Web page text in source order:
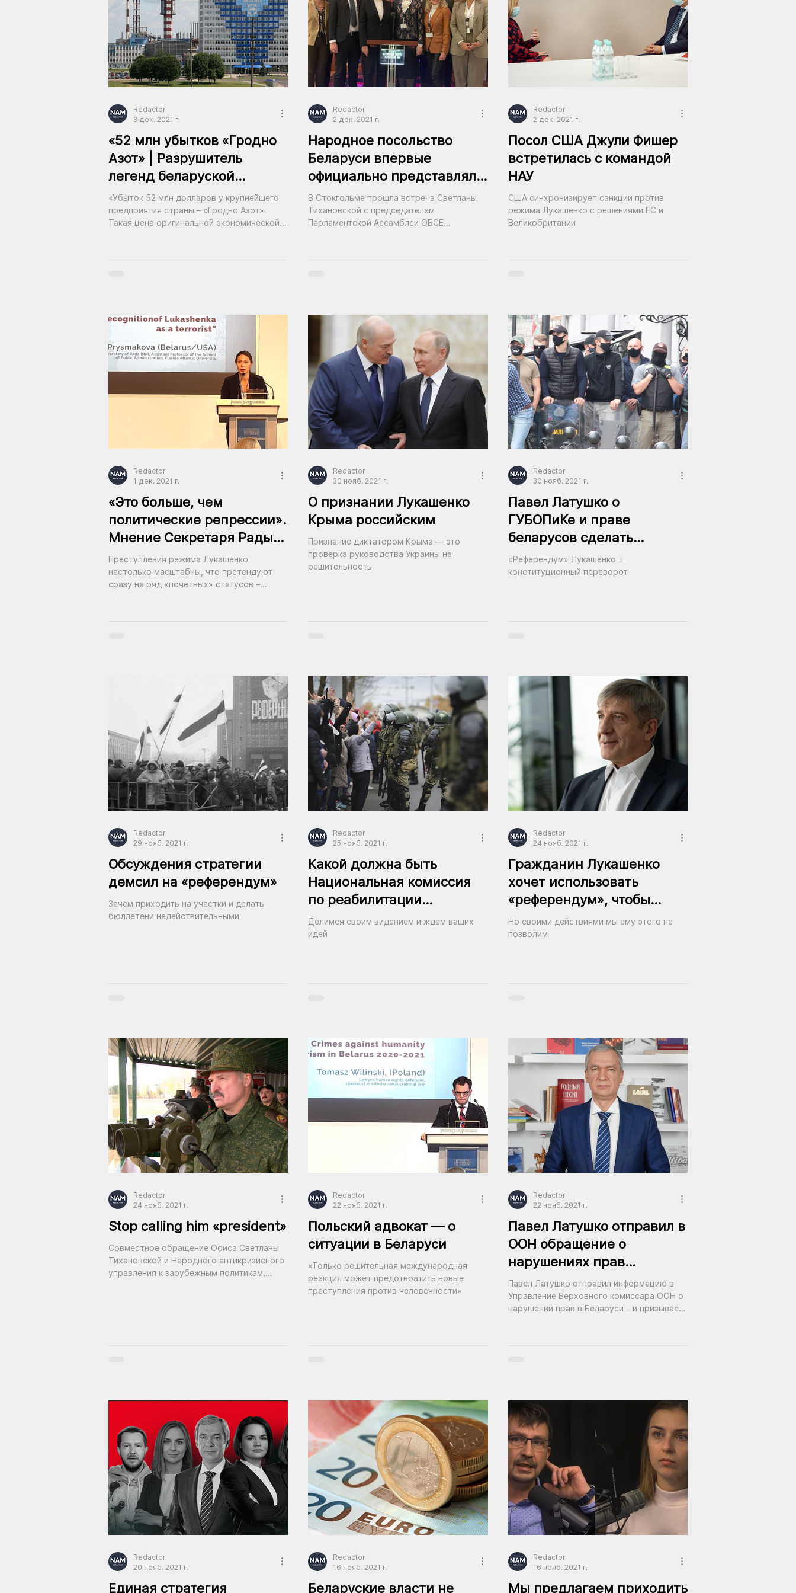
«52 млн убытков «Гродно
Азот» | Разрушитель
легенд беларуской
промышленности
«Убыток 52 млн долларов у крупнейшего
предприятия страны – «Гродно Азот».
Такая цена оригинальной экономической
Redactor
3 дек. 2021 г.
Народное посольство
Беларуси впервые
официально представляло
НАУ на международной
встрече
В Стокгольме прошла встреча Светланы
Тихановской с председателем
Парламентской Ассамблеи ОБСЕ
Redactor
2 дек. 2021 г.
Посол США Джули Фишер
встретилась с командой
НАУ
США синхронизирует санкции против
режима Лукашенко с решениями ЕС и
Великобритании
Redactor
2 дек. 2021 г.
«Это больше, чем
политические репрессии».
Мнение Секретаря Рады
БНР о действиях
диктатуры
Преступления режима Лукашенко
настолько масштабны, что претендуют
сразу на ряд «почетных» статусов –
Redactor
1 дек. 2021 г.
О признании Лукашенко
Крыма российским
Признание диктатором Крыма — это
проверка руководства Украины на
решительность
Redactor
30 нояб. 2021 г.
Павел Латушко о
ГУБОПиКе и праве
беларусов сделать
бюллетень
недействительным
«Референдум» Лукашенко =
конституционный переворот
Redactor
30 нояб. 2021 г.
Обсуждения стратегии
демсил на «референдум»
Зачем приходить на участки и делать
бюллетени недействительными
Redactor
29 нояб. 2021 г.
Какой должна быть
Национальная комиссия
по реабилитации
репрессированных?
Делимся своим видением и ждем ваших
идей
Redactor
25 нояб. 2021 г.
Гражданин Лукашенко
хочет использовать
«референдум», чтобы
найти себе легитимность
Но своими действиями мы ему этого не
позволим
Redactor
24 нояб. 2021 г.
Stop calling him «president»
Совместное обращение Офиса Светланы
Тихановской и Народного антикризисного
управления к зарубежным политикам,
Redactor
24 нояб. 2021 г.
Польский адвокат — о
ситуации в Беларуси
«Только решительная международная
реакция может предотвратить новые
преступления против человечности»
Redactor
22 нояб. 2021 г.
Павел Латушко отправил в
ООН обращение о
нарушениях прав
человека в Беларуси
режимом Лукашенко
Павел Латушко отправил информацию в
Управление Верховного комиссара ООН о
нарушении прав в Беларуси – и призывает
Redactor
22 нояб. 2021 г.
Единая стратегия
Redactor
20 нояб. 2021 г.
Беларуские власти не
Redactor
16 нояб. 2021 г.
Мы предлагаем приходить
Redactor
16 нояб. 2021 г.